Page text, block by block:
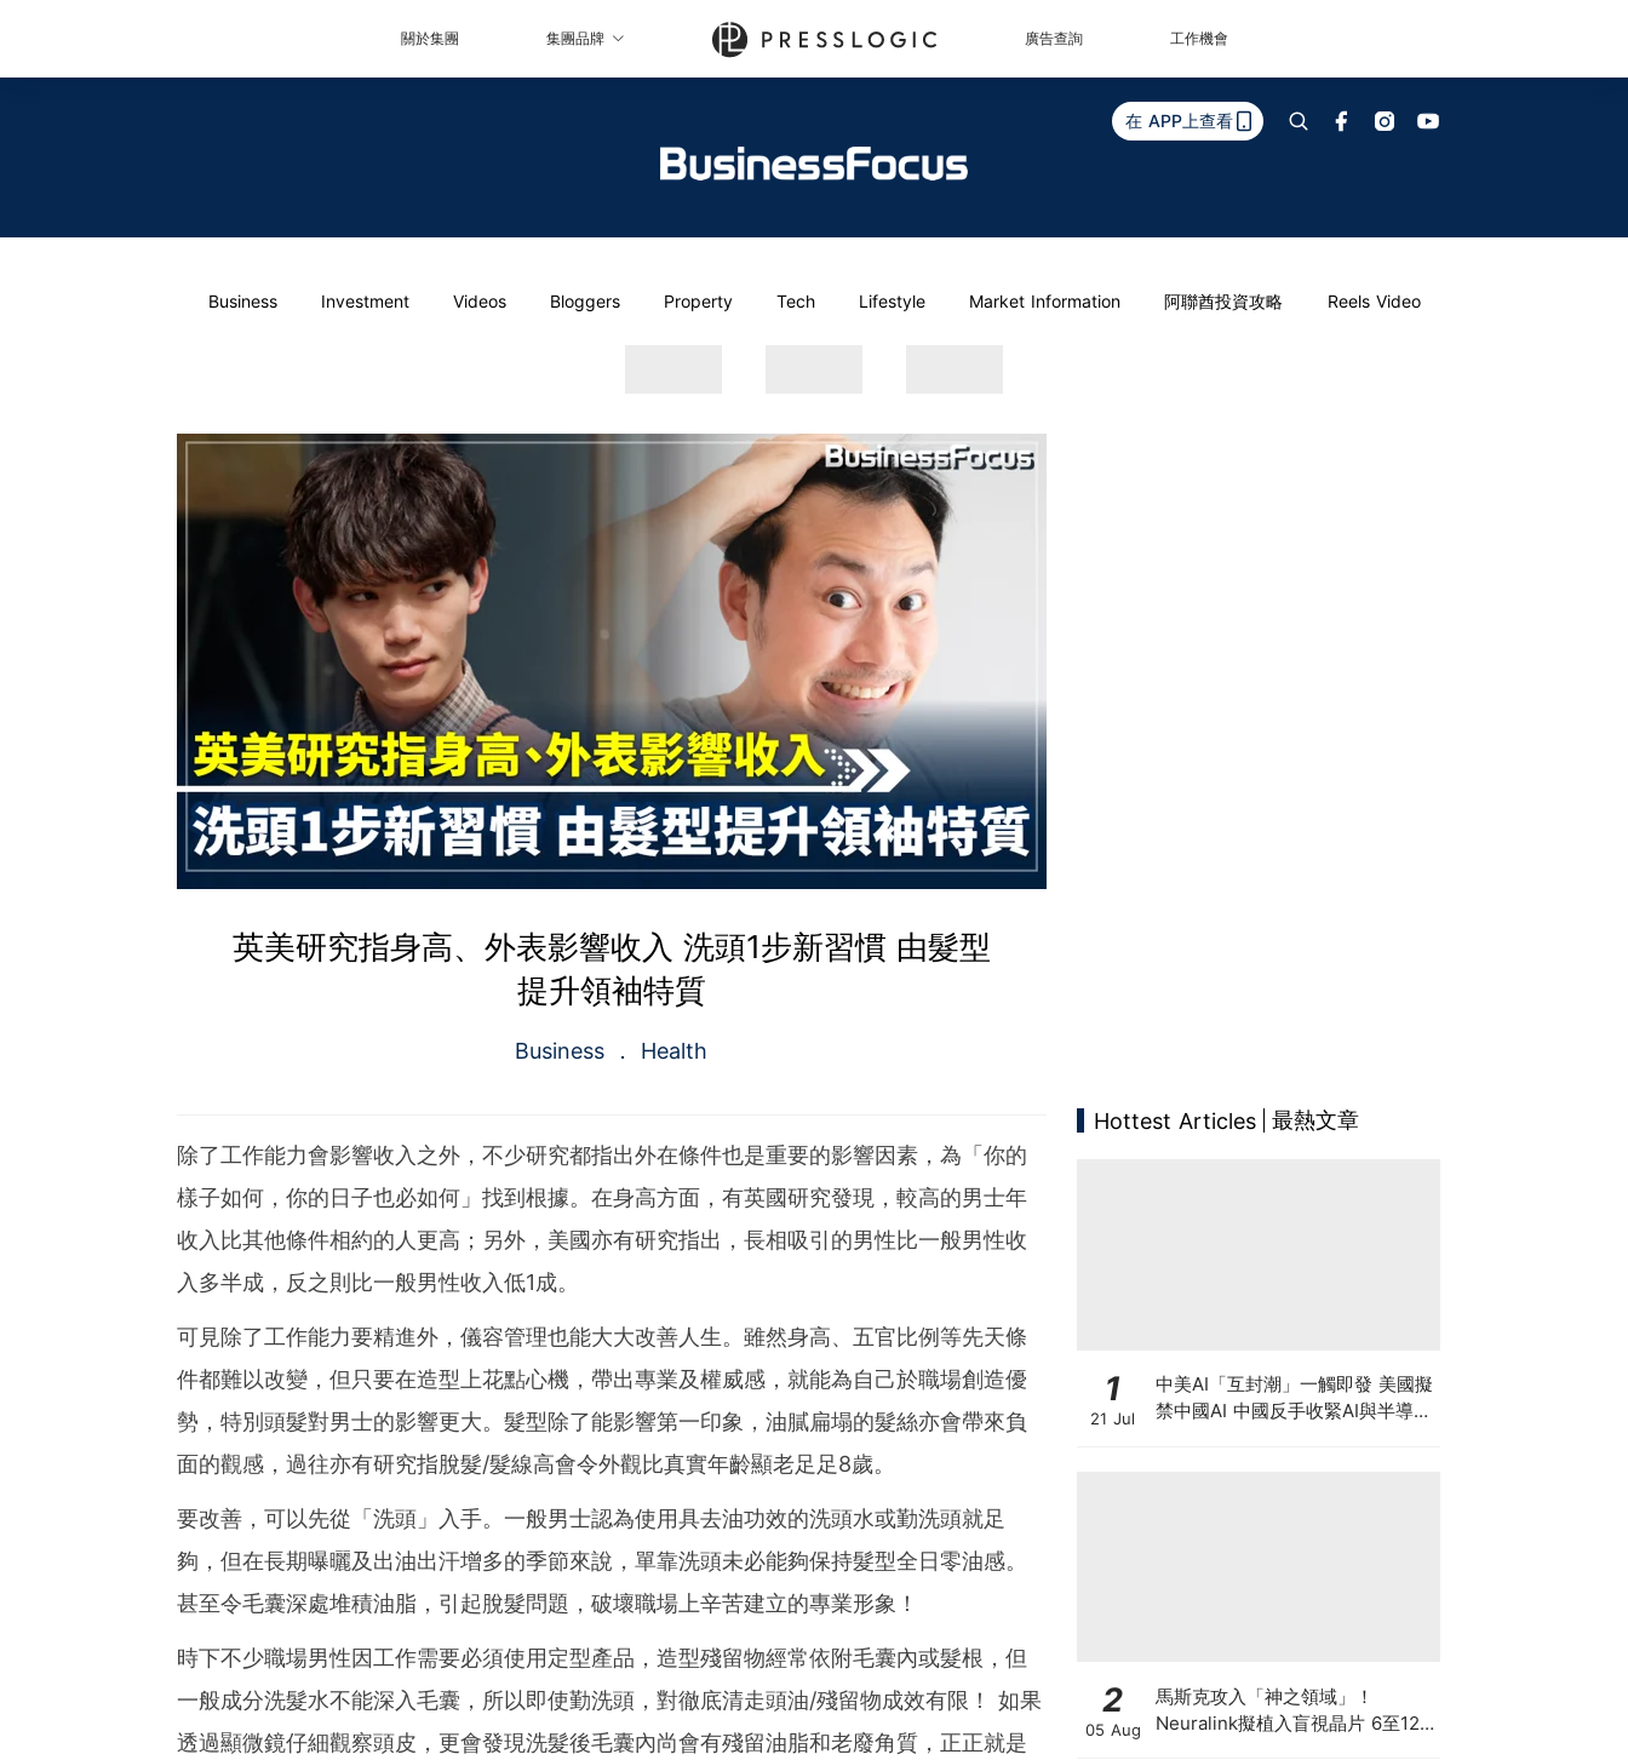
關於集團 集團品牌 廣告查詢 工作機會
在 APP上查看
Business Investment Videos Bloggers Property Tech Lifestyle Market Information 阿聯酋投資攻略 Reels Video
英美研究指身高、外表影響收入 洗頭1步新習慣 由髮型
提升領袖特質
Business Health
除了工作能力會影響收入之外，不少研究都指出外在條件也是重要的影響因素，為「你的
樣子如何，你的日子也必如何」找到根據。在身高方面，有英國研究發現，較高的男士年
收入比其他條件相約的人更高；另外，美國亦有研究指出，長相吸引的男性比一般男性收
入多半成，反之則比一般男性收入低1成。
可見除了工作能力要精進外，儀容管理也能大大改善人生。雖然身高、五官比例等先天條
件都難以改變，但只要在造型上花點心機，帶出專業及權威感，就能為自己於職場創造優
勢，特別頭髮對男士的影響更大。髮型除了能影響第一印象，油膩扁塌的髮絲亦會帶來負
面的觀感，過往亦有研究指脫髮/髮線高會令外觀比真實年齡顯老足足8歲。
要改善，可以先從「洗頭」入手。一般男士認為使用具去油功效的洗頭水或勤洗頭就足
夠，但在長期曝曬及出油出汗增多的季節來說，單靠洗頭未必能夠保持髮型全日零油感。
甚至令毛囊深處堆積油脂，引起脫髮問題，破壞職場上辛苦建立的專業形象！
時下不少職場男性因工作需要必須使用定型產品，造型殘留物經常依附毛囊內或髮根，但
一般成分洗髮水不能深入毛囊，所以即使勤洗頭，對徹底清走頭油/殘留物成效有限！ 如果
透過顯微鏡仔細觀察頭皮，更會發現洗髮後毛囊內尚會有殘留油脂和老廢角質，正正就是
Hottest Articles 最熱文章
1
21 Jul
中美AI「互封潮」一觸即發 美國擬
禁中國AI 中國反手收緊AI與半導體
2
05 Aug
馬斯克攻入「神之領域」！
Neuralink擬植入盲視晶片 6至12